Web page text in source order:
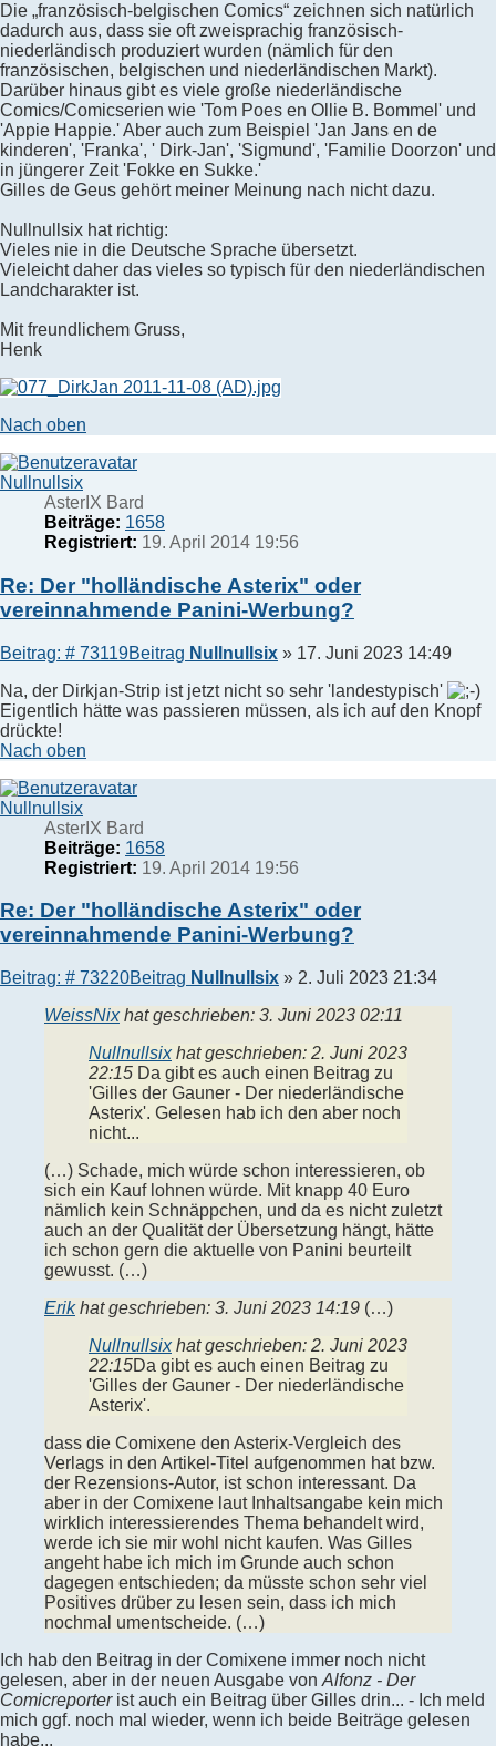
Die „französisch-belgischen Comics“ zeichnen sich natürlich
dadurch aus, dass sie oft zweisprachig französisch-
niederländisch produziert wurden (nämlich für den
französischen, belgischen und niederländischen Markt).
Darüber hinaus gibt es viele große niederländische
Comics/Comicserien wie 'Tom Poes en Ollie B. Bommel' und
'Appie Happie.' Aber auch zum Beispiel 'Jan Jans en de
kinderen', 'Franka', ' Dirk-Jan', 'Sigmund', 'Familie Doorzon' und
in jüngerer Zeit 'Fokke en Sukke.'
Gilles de Geus gehört meiner Meinung nach nicht dazu.
Nullnullsix hat richtig:
Vieles nie in die Deutsche Sprache übersetzt.
Vieleicht daher das vieles so typisch für den niederländischen
Landcharakter ist.
Mit freundlichem Gruss,
Henk
Nach oben
Nullnullsix
AsterIX Bard
Beiträge: 1658
Registriert: 19. April 2014 19:56
Re: Der "holländische Asterix" oder
vereinnahmende Panini-Werbung?
Beitrag: # 73119Beitrag Nullnullsix » 17. Juni 2023 14:49
Na, der Dirkjan-Strip ist jetzt nicht so sehr 'landestypisch'
Eigentlich hätte was passieren müssen, als ich auf den Knopf
drückte!
Nach oben
Nullnullsix
AsterIX Bard
Beiträge: 1658
Registriert: 19. April 2014 19:56
Re: Der "holländische Asterix" oder
vereinnahmende Panini-Werbung?
Beitrag: # 73220Beitrag Nullnullsix » 2. Juli 2023 21:34
WeissNixhat geschrieben: 3. Juni 2023 02:11
Nullnullsixhat geschrieben: 2. Juni 2023
22:15 Da gibt es auch einen Beitrag zu
'Gilles der Gauner - Der niederländische
Asterix'. Gelesen hab ich den aber noch
nicht...
(…) Schade, mich würde schon interessieren, ob
sich ein Kauf lohnen würde. Mit knapp 40 Euro
nämlich kein Schnäppchen, und da es nicht zuletzt
auch an der Qualität der Übersetzung hängt, hätte
ich schon gern die aktuelle von Panini beurteilt
gewusst. (…)
Erikhat geschrieben: 3. Juni 2023 14:19 (…)
Nullnullsixhat geschrieben: 2. Juni 2023
22:15Da gibt es auch einen Beitrag zu
'Gilles der Gauner - Der niederländische
Asterix'.
dass die Comixene den Asterix-Vergleich des
Verlags in den Artikel-Titel aufgenommen hat bzw.
der Rezensions-Autor, ist schon interessant. Da
aber in der Comixene laut Inhaltsangabe kein mich
wirklich interessierendes Thema behandelt wird,
werde ich sie mir wohl nicht kaufen. Was Gilles
angeht habe ich mich im Grunde auch schon
dagegen entschieden; da müsste schon sehr viel
Positives drüber zu lesen sein, dass ich mich
nochmal umentscheide. (…)
Ich hab den Beitrag in der Comixene immer noch nicht
gelesen, aber in der neuen Ausgabe von Alfonz - Der
Comicreporterist auch ein Beitrag über Gilles drin... - Ich meld
mich ggf. noch mal wieder, wenn ich beide Beiträge gelesen
habe...